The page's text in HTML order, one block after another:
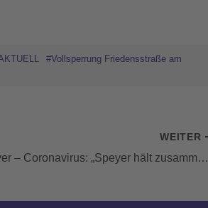
#Vollsperrung Friedensstraße am
WEITER
Speyer – Coronavirus: „Speyer hält zusammen“ – Stadt legt umfangreiches Soforthilfeprogramm auf